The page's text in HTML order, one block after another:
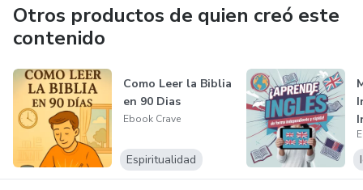
Otros productos de quien creó este
contenido
Como Leer la Biblia
en 90 Dias
Ebook Crave
Espiritualidad